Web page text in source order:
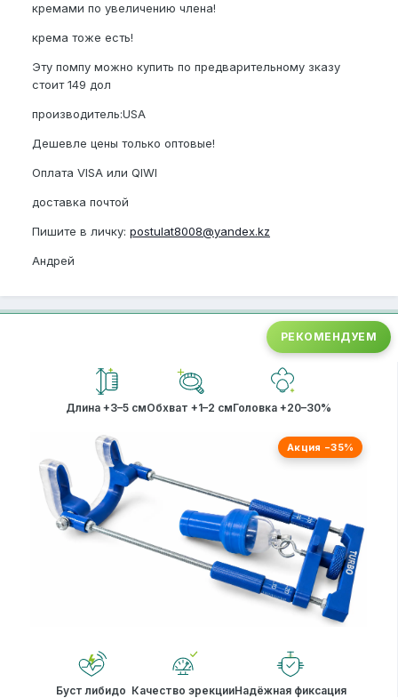
кремами по увеличению члена!
крема тоже есть!
Эту помпу можно купить по предварительному зказу
стоит 149 дол
производитель:USA
Дешевле цены только оптовые!
Оплата VISA или QIWI
доставка почтой
Пишите в личку: postulat8008@yandex.kz
Андрей
РЕКОМЕНДУЕМ
Длина +3–5 смОбхват +1–2 смГоловка +20–30%
Акция −35%
Буст либидо Качество эрекцииНадёжная фиксация